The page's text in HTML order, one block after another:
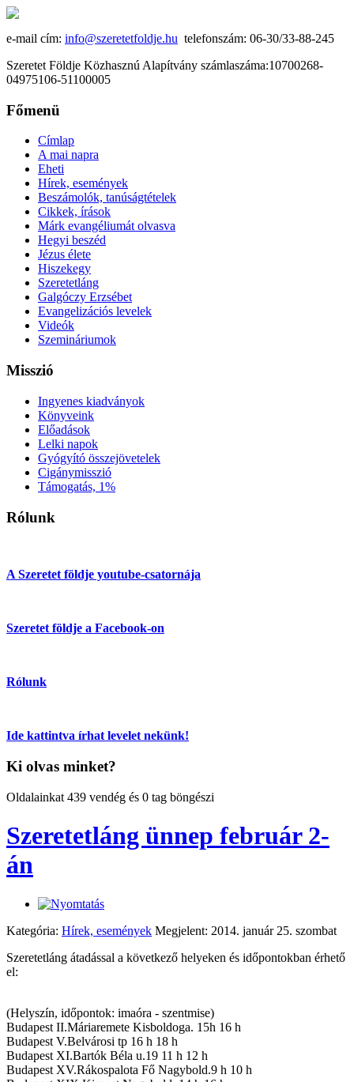
e-mail cím: info@szeretetfoldje.hu telefonszám: 06-30/33-88-245
Szeretet Földje Közhasznú Alapítvány számlaszáma:10700268-
04975106-51100005
Főmenü
Címlap
A mai napra
Eheti
Hírek, események
Beszámolók, tanúságtételek
Cikkek, írások
Márk evangéliumát olvasva
Hegyi beszéd
Jézus élete
Hiszekegy
Szeretetláng
Galgóczy Erzsébet
Evangelizációs levelek
Videók
Szemináriumok
Misszió
Ingyenes kiadványok
Könyveink
Előadások
Lelki napok
Gyógyító összejövetelek
Cigánymisszió
Támogatás, 1%
Rólunk
A Szeretet földje youtube-csatornája
Szeretet földje a Facebook-on
Rólunk
Ide kattintva írhat levelet nekünk!
Ki olvas minket?
Oldalainkat 439 vendég és 0 tag böngészi
Szeretetláng ünnep február 2-
án
Kategória: Hírek, események Megjelent: 2014. január 25. szombat
Szeretetláng átadással a következő helyeken és időpontokban érhető
el:
(Helyszín, időpontok: imaóra - szentmise)
Budapest II.Máriaremete Kisboldoga. 15h 16 h
Budapest V.Belvárosi tp 16 h 18 h
Budapest XI.Bartók Béla u.19 11 h 12 h
Budapest XV.Rákospalota Fő Nagybold.9 h 10 h